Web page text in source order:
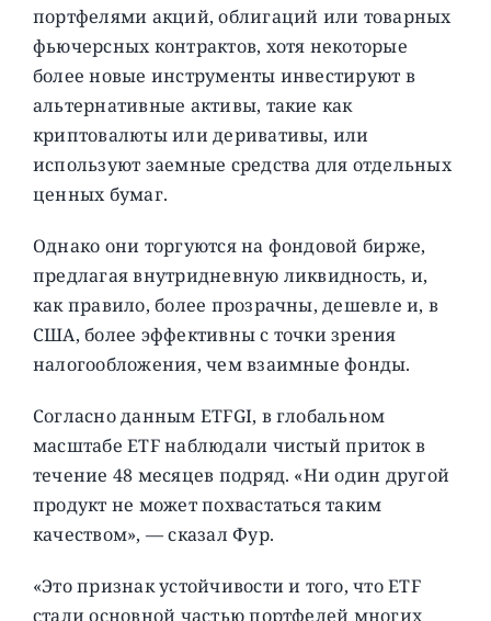
портфелями акций, облигаций или товарных
фьючерсных контрактов, хотя некоторые
более новые инструменты инвестируют в
альтернативные активы, такие как
криптовалюты или деривативы, или
используют заемные средства для отдельных
ценных бумаг.
Однако они торгуются на фондовой бирже,
предлагая внутридневную ликвидность, и,
как правило, более прозрачны, дешевле и, в
США, более эффективны с точки зрения
налогообложения, чем взаимные фонды.
Согласно данным ETFGI, в глобальном
масштабе ETF наблюдали чистый приток в
течение 48 месяцев подряд. «Ни один другой
продукт не может похвастаться таким
качеством», — сказал Фур.
«Это признак устойчивости и того, что ETF
стали основной частью портфелей многих